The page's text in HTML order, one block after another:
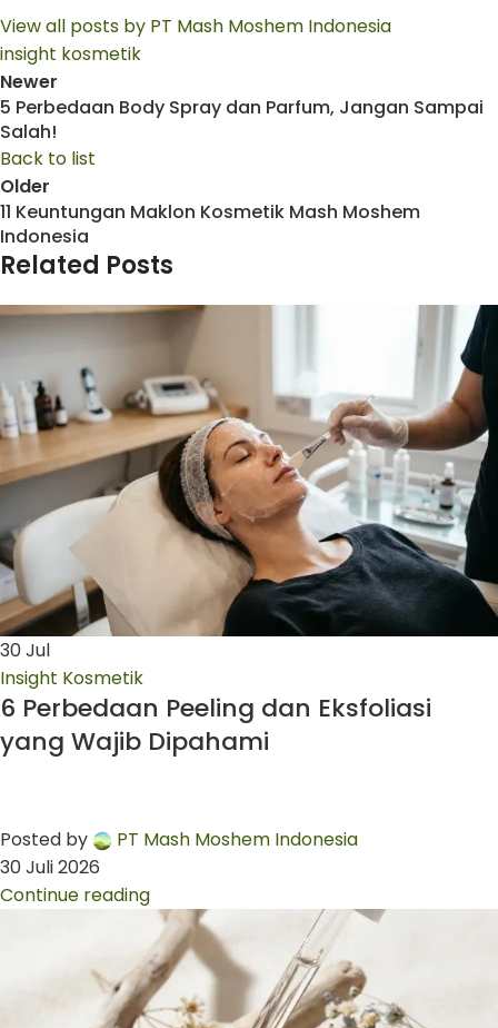
View all posts by PT Mash Moshem Indonesia
insight kosmetik
Newer
5 Perbedaan Body Spray dan Parfum, Jangan Sampai
Salah!
Back to list
Older
11 Keuntungan Maklon Kosmetik Mash Moshem
Indonesia
Related Posts
30Jul
Insight Kosmetik
6 Perbedaan Peeling dan Eksfoliasi
yang Wajib Dipahami
Posted by
PT Mash Moshem Indonesia
30 Juli 2026
Continue reading